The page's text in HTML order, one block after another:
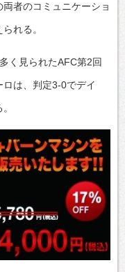
者のコミュニケーショ
れる。
く見られたAFC第2回
は、判定3-0でデイ